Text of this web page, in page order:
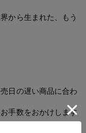
から生まれた、もう
日の遅い商品に合わ
手数をおかけします